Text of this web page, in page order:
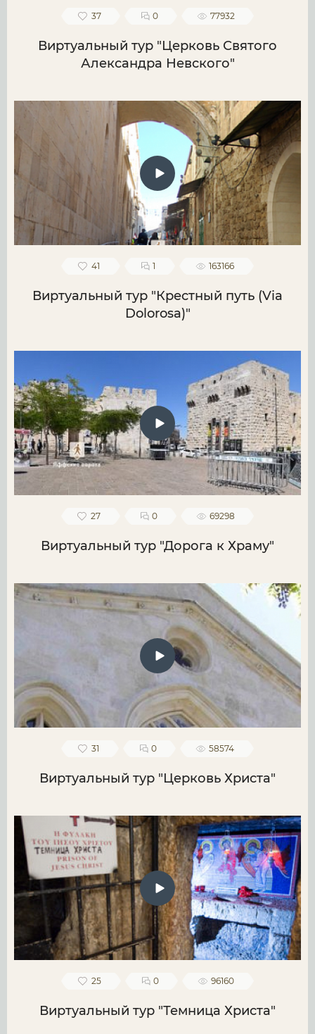
37 0 77932
Виртуальный тур "Церковь Святого
Александра Невского"
41 1 163166
Виртуальный тур "Крестный путь (Via
Dolorosa)"
27 0 69298
Виртуальный тур "Дорога к Храму"
31 0 58574
Виртуальный тур "Церковь Христа"
25 0 96160
Виртуальный тур "Темница Христа"